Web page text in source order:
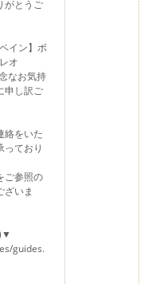
がとうご
イン】ボ
オ
なお気持
申し訳ご
絡をいた
っており
ご参照の
ざいま
guides.